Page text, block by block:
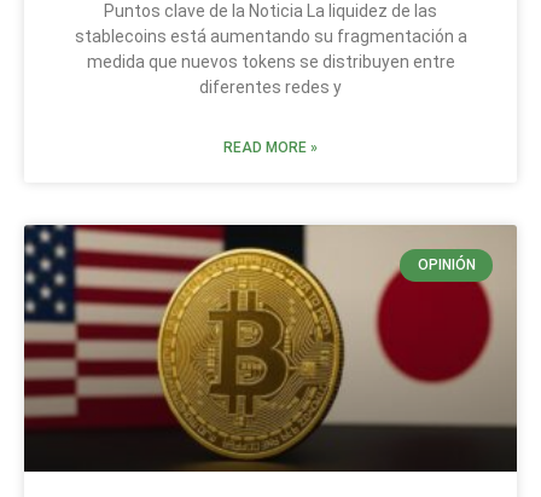
Puntos clave de la Noticia La liquidez de las
stablecoins está aumentando su fragmentación a
medida que nuevos tokens se distribuyen entre
diferentes redes y
READ MORE »
OPINIÓN